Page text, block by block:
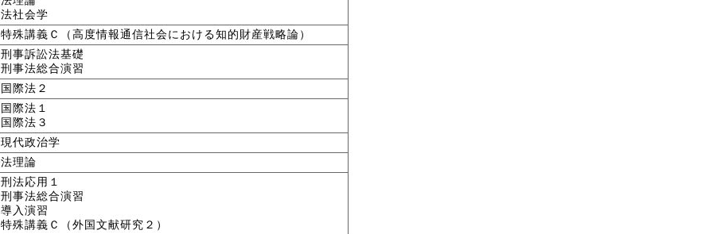
法社会学
特殊講義Ｃ（高度情報通信社会における知的財産戦略論）
刑事訴訟法基礎
刑事法総合演習
国際法２
国際法１
国際法３
現代政治学
法理論
刑法応用１
刑事法総合演習
導入演習
特殊講義Ｃ（外国文献研究２）